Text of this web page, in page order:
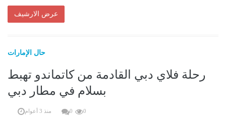
حال الإمارات
رحلة فلاي دبي القادمة من كاتماندو تهبط
بسلام في مطار دبي
منذ 3 أعوام 0 0